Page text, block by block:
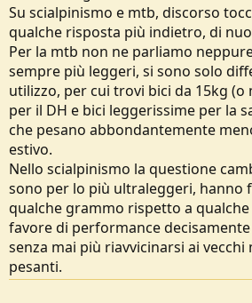
Su scialpinismo e mtb, discorso
qualche risposta più indietro, di
Per la mtb non ne parliamo
sempre più leggeri, si sono solo
utilizzo, per cui trovi bici da 15kg
per il DH e bici leggerissime per la
che pesano abbondantemente
estivo.
Nello scialpinismo la questione
sono per lo più ultraleggeri, hanno
qualche grammo rispetto a qualche
favore di performance
senza mai più riavvicinarsi ai
pesanti.